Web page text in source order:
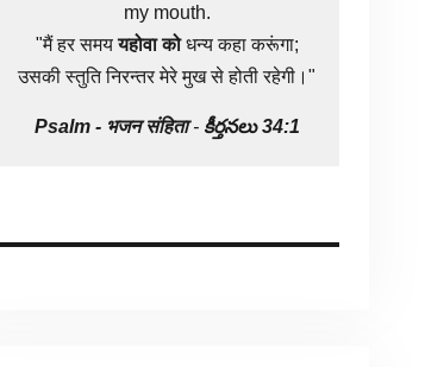
my mouth.
"मैं हर समययहोवा कोधन्य कहा करूंगा;
उसकी स्तुति निरन्तर मेरे मुख से होती रहेगी।"
Psalm - भजन संहिता- కీర్తనలు 34:1